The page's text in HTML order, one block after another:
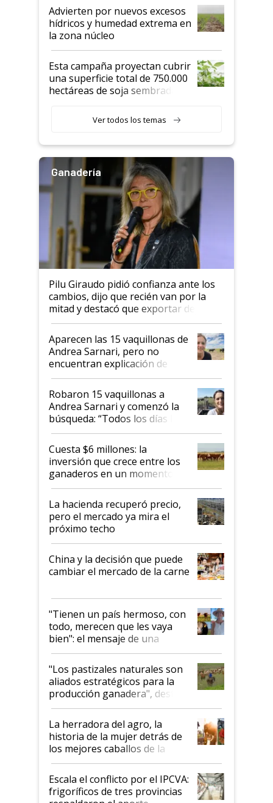
Advierten por nuevos excesos
hídricos y humedad extrema en
la zona núcleo
Esta campaña proyectan cubrir
una superficie total de 750.000
hectáreas de soja sembradas
variedades que marcan un
salto tecnológico en genética y
Ver todos los temas
Ganadería
Pilu Giraudo pidió confianza ante los
cambios, dijo que recién van por la
mitad y destacó que exportar dejó de
ser "para unos pocos": "Tenemos un
mandato muy claro del gobierno
nacional"
Aparecen las 15 vaquillonas de
Andrea Sarnari, pero no
encuentran explicación de
cómo llegaron allí
Robaron 15 vaquillonas a
Andrea Sarnari y comenzó la
búsqueda: “Todos los días le
toca a algún productor”
Cuesta $6 millones: la
inversión que crece entre los
ganaderos en un momento
histórico para la actividad
La hacienda recuperó precio,
pero el mercado ya mira el
próximo techo
China y la decisión que puede
cambiar el mercado de la carne
"Tienen un país hermoso, con
todo, merecen que les vaya
bien": el mensaje de una
ganadera uruguaya sobre las
oportunidades que se abren
para el agro en Argentina, con
foco en la carne
"Los pastizales naturales son
aliados estratégicos para la
producción ganadera", destaca
la iniciativa que ya reúne a 46
establecimientos en Argentina
La herradora del agro, la
historia de la mujer detrás de
los mejores caballos de la
Argentina y los mitos que
todavía hacen sufrir a estos
animales: "Mientras me
descalificaban, yo seguí
Escala el conflicto por el IPCVA:
frigoríficos de tres provincias